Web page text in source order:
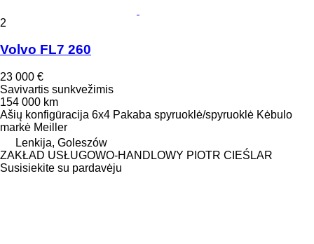
2
Volvo FL7 260
23 000 €
Savivartis sunkvežimis
154 000 km
Ašių konfigūracija 6x4 Pakaba spyruoklė/spyruoklė Kėbulo
markė Meiller
Lenkija, Goleszów
ZAKŁAD USŁUGOWO-HANDLOWY PIOTR CIEŚLAR
Susisiekite su pardavėju